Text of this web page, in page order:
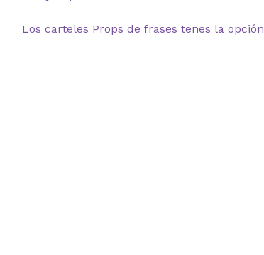
Los carteles Props de frases tenes la opción